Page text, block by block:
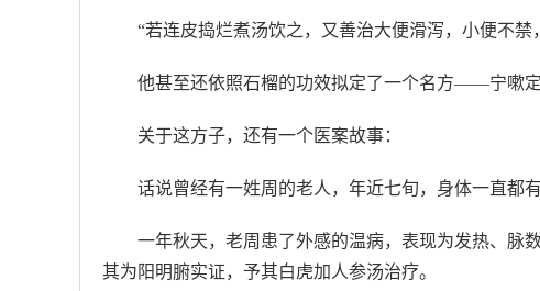
“若连皮捣烂煮汤饮之，又善治大便滑泻，小便不禁
他甚至还依照石榴的功效拟定了一个名方——宁嗽定
关于这方子，还有一个医案故事：
话说曾经有一姓周的老人，年近七旬，身体一直都
一年秋天，老周患了外感的温病，表现为发热、脉
其为阳明腑实证，予其白虎加人参汤治疗。